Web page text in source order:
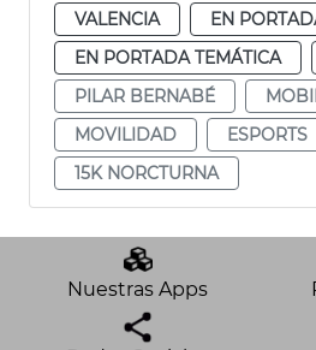
VALENCIA
EN
EN PORTADA TEMÁTICA
PILAR BERNABÉ
MOVILIDAD
ESPORTS
15K NORCTURNA
Nuestras Apps